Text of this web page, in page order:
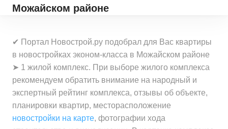
Можайском районе
✔ Портал Новострой.ру подобрал для Вас квартиры
в новостройках эконом-класса в Можайском районе
➤ 1 жилой комплекс. При выборе жилого комплекса
рекомендуем обратить внимание на народный и
экспертный рейтинг комплекса, отзывы об объекте,
планировки квартир, месторасположение
новостройки на карте, фотографии хода